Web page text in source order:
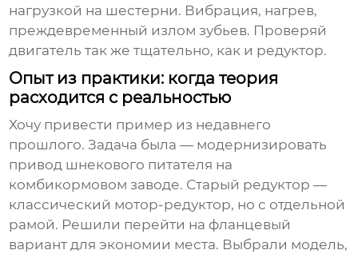
нагрузкой на шестерни. Вибрация, нагрев,
преждевременный излом зубьев. Проверяй
двигатель так же тщательно, как и редуктор.
Опыт из практики: когда теория
расходится с реальностью
Хочу привести пример из недавнего
прошлого. Задача была — модернизировать
привод шнекового питателя на
комбикормовом заводе. Старый редуктор —
классический мотор-редуктор, но с отдельной
рамой. Решили перейти на фланцевый
вариант для экономии места. Выбрали модель,